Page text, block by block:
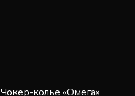
Чокер-колье «Омега»